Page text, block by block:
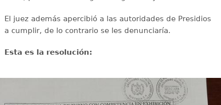
El juez además apercibió a las autoridades de Presidios
a cumplir, de lo contrario se les denunciaría.
Esta es la resolución: